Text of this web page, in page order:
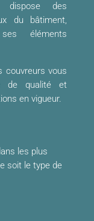
dispose des
du bâtiment,
éléments
couvreurs vous
de qualité et
en vigueur.
les plus
soit le type de